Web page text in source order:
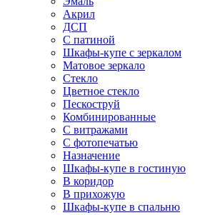
Акрил
ДСП
С патиной
Шкафы-купе с зеркалом
Матовое зеркало
Стекло
Цветное стекло
Пескоструй
Комбинированные
С витражами
С фотопечатью
Назначение
Шкафы-купе в гостиную
В коридор
В прихожую
Шкафы-купе в спальню